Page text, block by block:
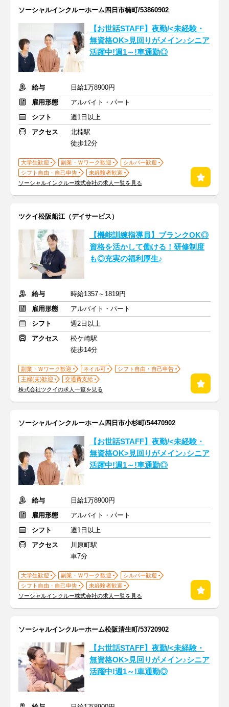
ソーシャルインクルーホーム四日市楠町/53860902
【お世話STAFF】夜勤/<未経験・
無資格OK>見回りがメイン♪シニア
活躍中!週1～!車通勤◎
給与
日給1万8900円
雇用形態
アルバイト・パート
シフト
週1日以上
アクセス
北楠駅
徒歩12分
大学生歓迎 副業・Ｗワーク歓迎
シルバー歓迎
シフト自由・自己申告
未経験者歓迎
ソーシャルインクルー株式会社の求人一覧を見る
ツクイ松阪船江（デイサービス）
【機能訓練指導員】ブランクOK◎
資格を活かして働ける！研修制度
も◎充実の福利厚生♪
給与
時給1357～1819円
雇用形態
アルバイト・パート
シフト
週2日以上
アクセス
松ケ崎駅
徒歩14分
副業・Ｗワーク歓迎 ネイル可
シフト自由・自己申告
主婦(夫)歓迎
交通費支給
株式会社ツクイの求人一覧を見る
ソーシャルインクルーホーム四日市小杉町/54470902
【お世話STAFF】夜勤/<未経験・
無資格OK>見回りがメイン♪シニア
活躍中!週1～!車通勤◎
給与
日給1万8900円
雇用形態
アルバイト・パート
シフト
週1日以上
アクセス
川原町駅
車7分
大学生歓迎 副業・Ｗワーク歓迎
シルバー歓迎
シフト自由・自己申告
未経験者歓迎
ソーシャルインクルー株式会社の求人一覧を見る
ソーシャルインクルーホーム松阪清生町/53720902
【お世話STAFF】夜勤/<未経験・
無資格OK>見回りがメイン♪シニア
活躍中!週1～!車通勤◎